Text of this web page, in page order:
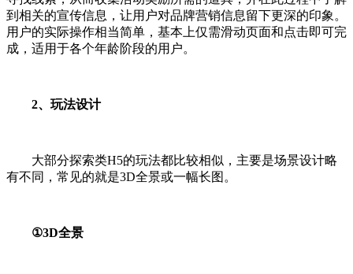
到相关的宣传信息，让用户对品牌营销信息留下更深的印象。
用户的实际操作相当简单，基本上仅需滑动页面和点击即可完
成，适用于各个年龄阶段的用户。
2、玩法设计
大部分探索类H5的玩法都比较相似，主要是场景设计略
有不同，常见的就是3D全景或一幅长图。
①3D全景